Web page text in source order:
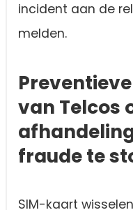
incident aan de
melden.
van Telcos
fraude te
SIM-kaart